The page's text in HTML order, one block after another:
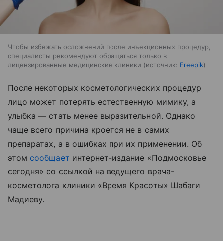
Чтобы избежать осложнений после инъекционных процедур,
специалисты рекомендуют обращаться только в
лицензированные медицинские клиники
источник: Freepik
После некоторых косметологических процедур
лицо может потерять естественную мимику, а
улыбка — стать менее выразительной. Однако
чаще всего причина кроется не в самих
препаратах, а в ошибках при их применении. Об
этом сообщает интернет-издание «Подмосковье
сегодня» со ссылкой на ведущего врача-
косметолога клиники «Время Красоты» Шабаги
Мадиеву.